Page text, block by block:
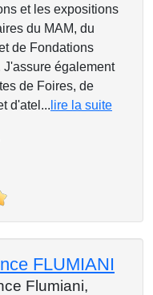
et les expositions
du MAM, du
de Fondations
J'assure également
de Foires, de
d'atel... lire la suite
FLUMIANI
Flumiani,